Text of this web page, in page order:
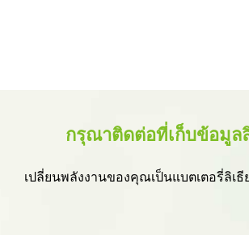
กรุณาติดต่อที่เก็บข้อมูล
เปลี่ยนพลังงานของคุณเป็นแบตเตอรี่ลิเ